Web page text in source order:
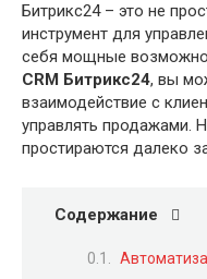
Битрикс24 – это не
инструмент для
себя мощные
CRM Битрикс24, вы
взаимодействие с
управлять продажами.
простираются далеко
Содержание